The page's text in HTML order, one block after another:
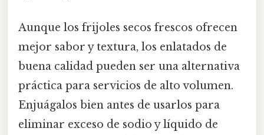
Aunque los frijoles secos frescos ofrecen
mejor sabor y textura, los enlatados de
buena calidad pueden ser una alternativa
práctica para servicios de alto volumen.
Enjuágalos bien antes de usarlos para
eliminar exceso de sodio y líquido de